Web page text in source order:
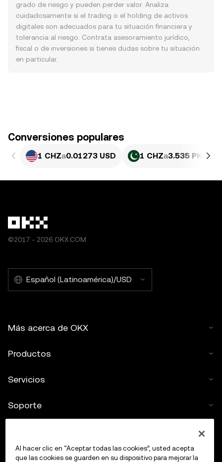
grado de riesgo y pueden perder valor. Analiza
cuidadosamente si el trading o el holding de activos
digitales son adecuados para tu situación financiera y
tolerancia al riesgo. Contrata asesoramiento jurídico,
fiscal o de inversiones si tienes dudas sobre tu situación
en particular.
Conversiones populares
1 CHZa0.01273 USD 1 CHZa3.535 PKR
©2017 - 2026 OKX.COM
Español (Latinoamérica)/USD
Más acerca de OKX
Productos
Servicios
Soporte
Calculadora de criptomonedas
Al hacer clic en “Aceptar todas las cookies”, usted acepta
que las cookies se guarden en su dispositivo para mejorar la